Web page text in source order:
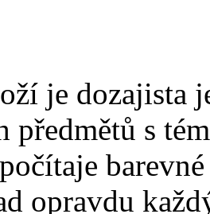
je dozajista
předmětů s
opravdu